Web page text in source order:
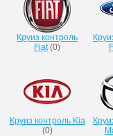
Круиз контроль
Fiat(0)
Круиз контроль Kia
(0)